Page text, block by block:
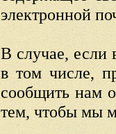
электронной
В случае, если
в том числе,
сообщить нам
тем, чтобы мы